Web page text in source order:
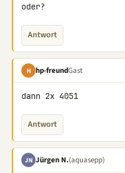
oder?
Antwort
H hp-freundGast
dann 2x 4051
Antwort
JN Jürgen N.(aquasepp)